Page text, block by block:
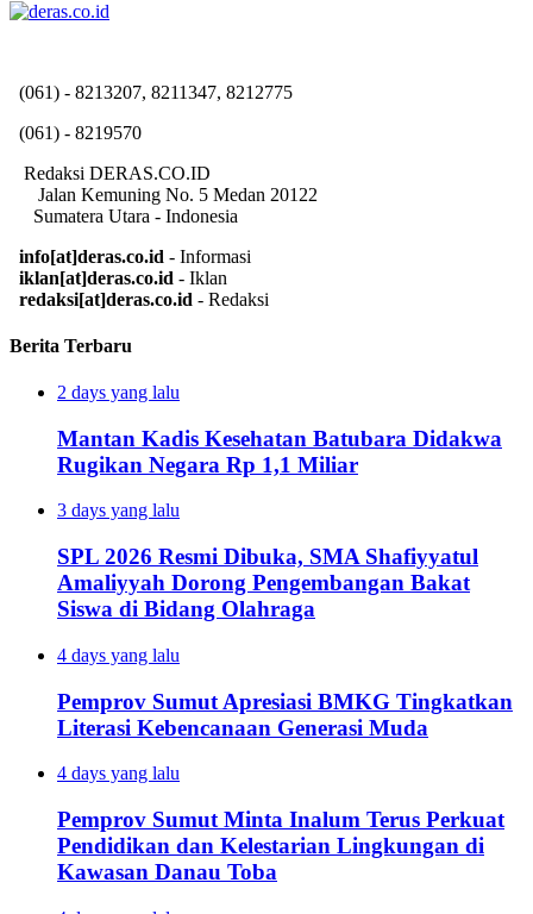
(061) - 8213207, 8211347, 8212775
(061) - 8219570
Redaksi DERAS.CO.ID
Jalan Kemuning No. 5 Medan 20122
Sumatera Utara - Indonesia
info[at]deras.co.id - Informasi
iklan[at]deras.co.id - Iklan
redaksi[at]deras.co.id - Redaksi
Berita Terbaru
2 days yang lalu
Mantan Kadis Kesehatan Batubara Didakwa
Rugikan Negara Rp 1,1 Miliar
3 days yang lalu
SPL 2026 Resmi Dibuka, SMA Shafiyyatul
Amaliyyah Dorong Pengembangan Bakat
Siswa di Bidang Olahraga
4 days yang lalu
Pemprov Sumut Apresiasi BMKG Tingkatkan
Literasi Kebencanaan Generasi Muda
4 days yang lalu
Pemprov Sumut Minta Inalum Terus Perkuat
Pendidikan dan Kelestarian Lingkungan di
Kawasan Danau Toba